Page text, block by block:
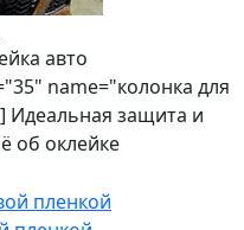
авто
name="колонка для
Идеальная защита и
об оклейке